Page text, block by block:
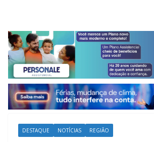
DESTAQUE NOTÍCIAS REGIÃO